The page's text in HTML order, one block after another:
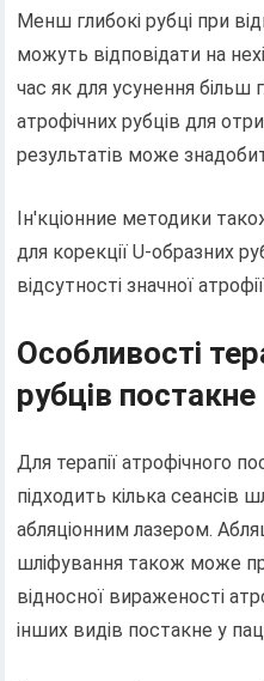
Менш глибокі рубці при
можуть відповідати на
час як для усунення більш
атрофічних рубців для
результатів може
Ін'кціонние методики
для корекції U-образних
відсутності значної
Особливості
рубців постакне
Для терапії атрофічного
підходить кілька сеансів
абляціонним лазером.
шліфування також може
відносної вираженості
інших видів постакне у